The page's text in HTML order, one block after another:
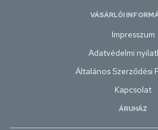
VÁSÁRLÓI
Impresszum
Adatvédelmi
Általános Szerződési
Kapcsolat
ÁRUHÁZ